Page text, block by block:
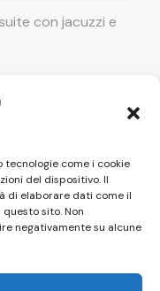
tecnologie come i cookie
del dispositivo. Il
di elaborare dati come il
sito. Non
negativamente su alcune
con jacuzzi e
relax esclusivo
Il tuo relax